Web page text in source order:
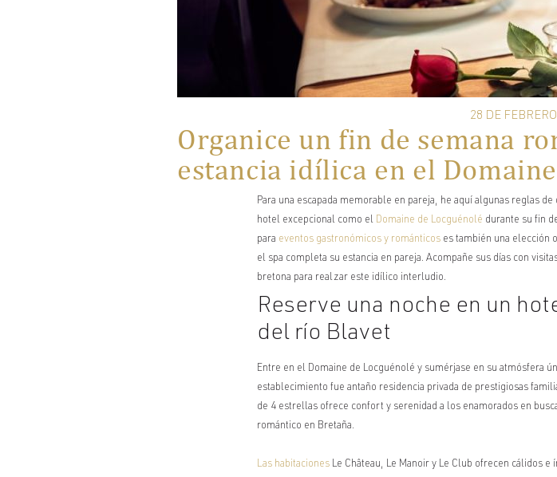
28 DE
Organice un fin de semana
estancia idílica en el
Para una escapada memorable en pareja, he aquí algunas reglas
hotel excepcional como el Domaine de Locguénolé durante su fin
para eventos gastronómicos y románticos es también una elección
el spa completa su estancia en pareja. Acompañe sus días con
bretona para realzar este idílico interludio.
Reserve una noche en un
del río Blavet
Entre en el Domaine de Locguénolé y sumérjase en su atmósfera
establecimiento fue antaño residencia privada de prestigiosas
de 4 estrellas ofrece confort y serenidad a los enamorados en
romántico en Bretaña.
Las habitaciones Le Château, Le Manoir y Le Club ofrecen cálidos